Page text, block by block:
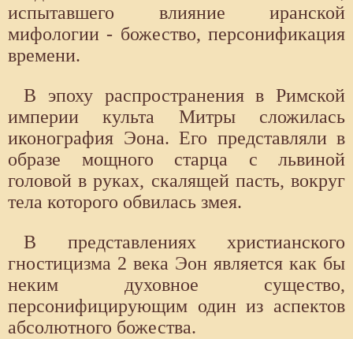
испытавшего влияние иранской
мифологии - божество, персонификация
времени.
В эпоху распространения в Римской
империи культа Митры сложилась
иконография Эона. Его представляли в
образе мощного старца с львиной
головой в руках, скалящей пасть, вокруг
тела которого обвилась змея.
В представлениях христианского
гностицизма 2 века Эон является как бы
неким духовное существо,
персонифицирующим один из аспектов
абсолютного божества.